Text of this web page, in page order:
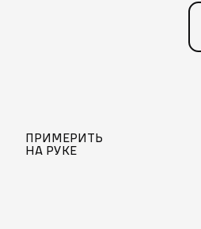
ПРИМЕРИТЬ
НА РУКЕ